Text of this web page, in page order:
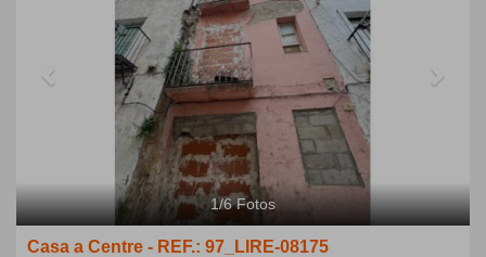
1/6Fotos
Casa a Centre - REF.: 97_LIRE-08175